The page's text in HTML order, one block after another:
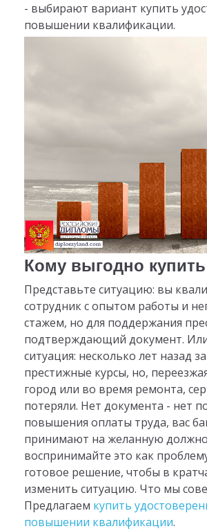
- выбирают вариант купить
повышении квалификации.
Кому выгодно
Представьте ситуацию: вы
сотрудник с опытом работы и
стажем, но для поддержания
подтверждающий документ. Или
ситуация: несколько лет назад
престижные курсы, но,
город или во время ремонта,
потеряли. Нет документа - нет
повышения оплаты труда, вас
принимают на желанную
воспринимайте это как
готовое решение, чтобы в
изменить ситуацию. Что мы
Предлагаем купить
повышении квалификации.